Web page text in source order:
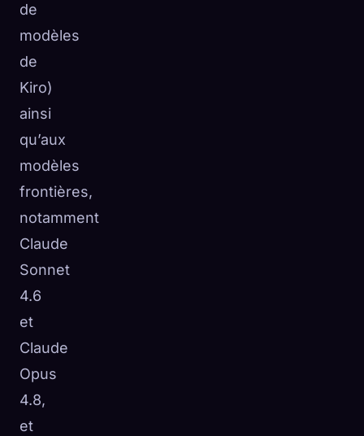
de
modèles
de
Kiro)
ainsi
qu’aux
modèles
frontières,
notamment
Claude
Sonnet
4.6
et
Claude
Opus
4.8,
et